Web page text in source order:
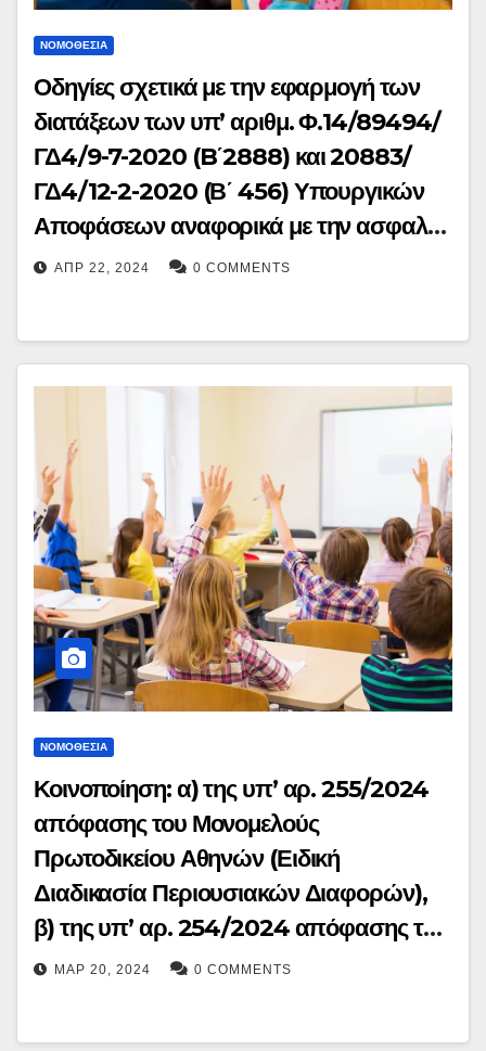
ΝΟΜΟΘΕΣΊΑ
Οδηγίες σχετικά με την εφαρμογή των
διατάξεων των υπ’ αριθμ. Φ.14/89494/
ΓΔ4/9-7-2020 (B΄2888) και 20883/
ΓΔ4/12-2-2020 (Β΄ 456) Υπουργικών
Αποφάσεων αναφορικά με την ασφαλή
διενέργεια μαθητικών οδικών
ΑΠΡ 22, 2024 0 COMMENTS
ΝΟΜΟΘΕΣΊΑ
Κοινοποίηση: α) της υπ’ αρ. 255/2024
απόφασης του Μονομελούς
Πρωτοδικείου Αθηνών (Ειδική
Διαδικασία Περιουσιακών Διαφορών),
β) της υπ’ αρ. 254/2024 απόφασης του
Μονομελούς Πρωτοδικείου Αθηνών
ΜΑΡ 20, 2024 0 COMMENTS